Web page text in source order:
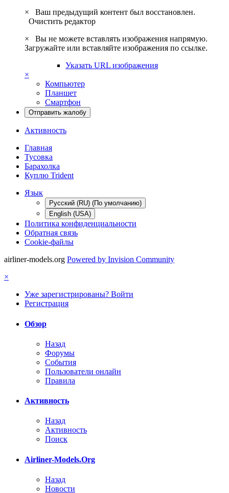
×
Ваш предыдущий контент был восстановлен.
Очистить редактор
×
Вы не можете вставлять изображения напрямую.
Загружайте или вставляйте изображения по ссылке.
Указать URL изображения
×
Компьютер
Планшет
Смартфон
Отправить жалобу
Активность
Главная
Тусовка
Барахолка
Куплю Trident
Язык
Русский (RU) (По умолчанию)
English (USA)
Политика конфиденциальности
Обратная связь
Cookie-файлы
airliner-models.org Powered by Invision Community
×
Уже зарегистрированы? Войти
Регистрация
Обзор
Назад
Форумы
События
Пользователи онлайн
Правила
Активность
Назад
Активность
Поиск
Airliner-Models.Org
Назад
Новости